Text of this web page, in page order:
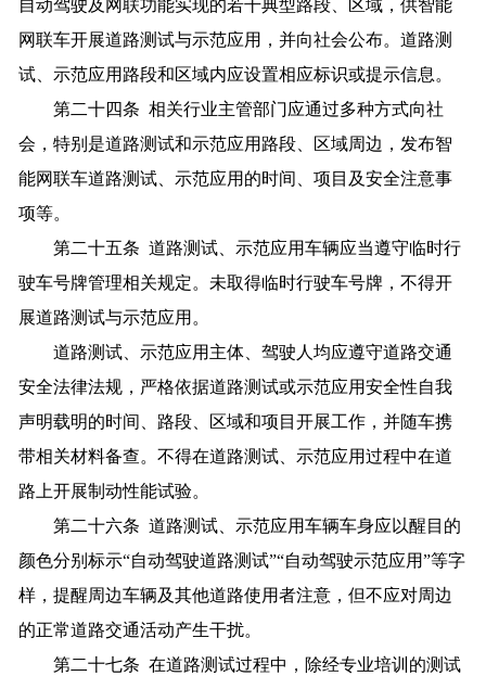
自动驾驶及网联功能实现的若干典型路段、区域，供智能
网联车开展道路测试与示范应用，并向社会公布。道路测
试、示范应用路段和区域内应设置相应标识或提示信息。
第二十四条 相关行业主管部门应通过多种方式向社
会，特别是道路测试和示范应用路段、区域周边，发布智
能网联车道路测试、示范应用的时间、项目及安全注意事
项等。
第二十五条 道路测试、示范应用车辆应当遵守临时行
驶车号牌管理相关规定。未取得临时行驶车号牌，不得开
展道路测试与示范应用。
道路测试、示范应用主体、驾驶人均应遵守道路交通
安全法律法规，严格依据道路测试或示范应用安全性自我
声明载明的时间、路段、区域和项目开展工作，并随车携
带相关材料备查。不得在道路测试、示范应用过程中在道
路上开展制动性能试验。
第二十六条 道路测试、示范应用车辆车身应以醒目的
颜色分别标示“自动驾驶道路测试”“自动驾驶示范应用”等字
样，提醒周边车辆及其他道路使用者注意，但不应对周边
的正常道路交通活动产生干扰。
第二十七条 在道路测试过程中，除经专业培训的测试